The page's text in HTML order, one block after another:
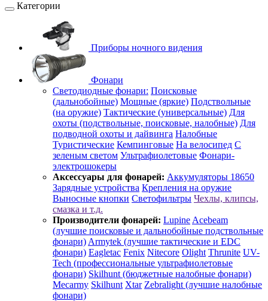
Категории
Приборы ночного видения
Фонари
Светодиодные фонари: Поисковые
(дальнобойные) Мощные (яркие) Подствольные
(на оружие) Тактические (универсальные) Для
охоты (подствольные, поисковые, налобные) Для
подводной охоты и дайвинга Налобные
Туристические Кемпинговые На велосипед С
зеленым светом Ультрафиолетовые Фонари-
электрошокеры
Аксессуары для фонарей: Аккумуляторы 18650
Зарядные устройства Крепления на оружие
Выносные кнопки Светофильтры Чехлы, клипсы,
смазка и т.д.
Производители фонарей: Lupine Acebeam
(лучшие поисковые и дальнобойные подствольные
фонари) Armytek (лучшие тактические и EDC
фонари) Eagletac Fenix Nitecore Olight Thrunite UV-
Tech (профессиональные ультрафиолетовые
фонари) Skilhunt (бюджетные налобные фонари)
Mecarmy Skilhunt Xtar Zebralight (лучшие налобные
фонари)